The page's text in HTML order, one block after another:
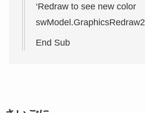
‘Redraw to see new color
swModel.GraphicsRedraw2
End Sub